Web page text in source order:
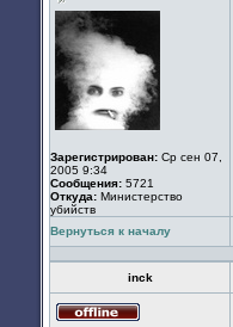
Зарегистрирован: Ср сен 07,
2005 9:34
Сообщения: 5721
Откуда: Министерство
убийств
Вернуться к началу
inck